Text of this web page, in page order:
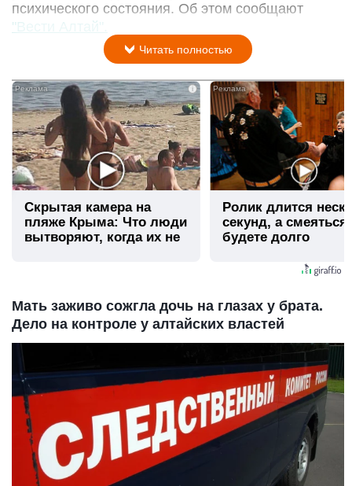
психического состояния. Об этом сообщают
"Вести Алтай".
Читать полностью
i
Скрытая камера на
пляже Крыма: Что люди
вытворяют, когда их не
Ролик длится
секунд, а
будете долго
Мать заживо сожгла дочь на глазах у брата.
Дело на контроле у алтайских властей